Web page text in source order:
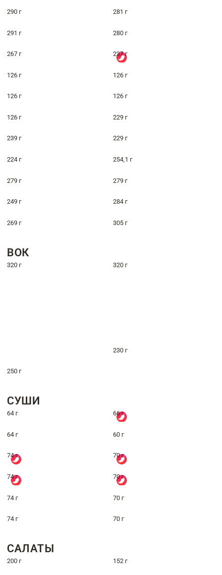
290 г 281 г
291 г 280 г
267 г 237 г
126 г 126 г
126 г 126 г
126 г 229 г
239 г 229 г
224 г 254,1 г
279 г 279 г
249 г 284 г
269 г 305 г
ВОК
320 г 320 г
230 г
250 г
СУШИ
64 г 66 г
64 г 60 г
74 г 70 г
74 г 70 г
74 г 70 г
74 г 70 г
САЛАТЫ
200 г 152 г